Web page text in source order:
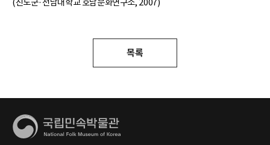
(진도군·전남대학교 호남문화연구소, 2007)
목록